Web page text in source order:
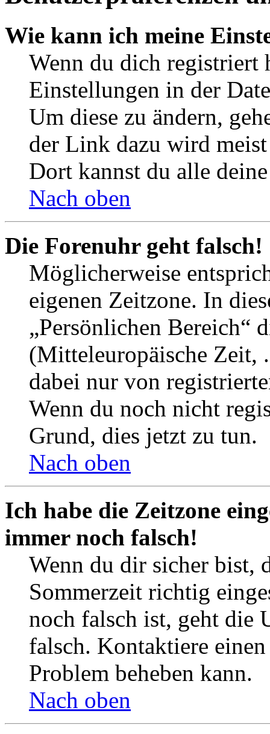
Wie kann ich meine
Wenn du dich registriert
Einstellungen in der
Um diese zu ändern,
der Link dazu wird
Dort kannst du alle
Nach oben
Die Forenuhr geht falsch!
Möglicherweise
eigenen Zeitzone. In
„Persönlichen Bereich“
(Mitteleuropäische Zeit,
dabei nur von
Wenn du noch nicht
Grund, dies jetzt zu tun.
Nach oben
Ich habe die Zeitzone
immer noch falsch!
Wenn du dir sicher bist,
Sommerzeit richtig
noch falsch ist, geht die
falsch. Kontaktiere
Problem beheben kann.
Nach oben